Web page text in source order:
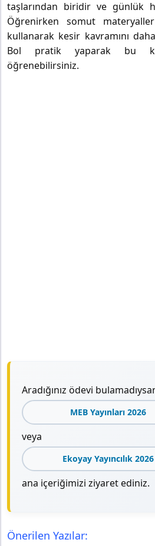
taşlarından biridir ve günlük
Öğrenirken somut
kullanarak kesir kavramını
Bol pratik yaparak bu
öğrenebilirsiniz.
Aradığınız ödevi
MEB Yayınları 2026
veya
Ekoyay Yayıncılık 2026
ana içeriğimizi ziyaret ediniz.
Önerilen Yazılar: